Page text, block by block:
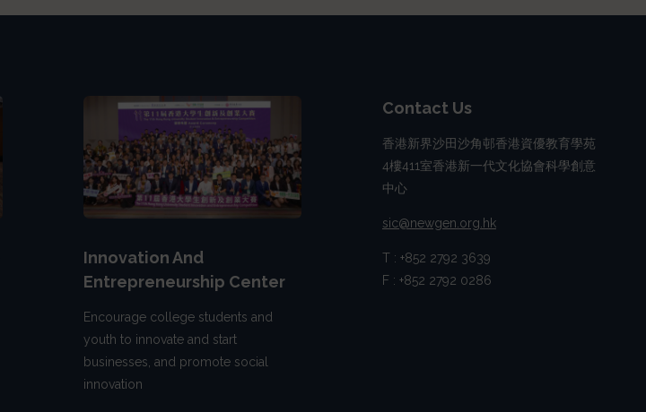
Innovation And
Entrepreneurship Center
Encourage college students and
youth to innovate and start
businesses, and promote social
innovation
Contact Us
香港新界沙田沙角邨香港資優教育學苑
4樓411室香港新一代文化協會科學創意
中心
sic@newgen.org.hk
T : +852 2792 3639
F : +852 2792 0286